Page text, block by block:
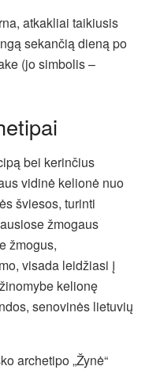
atkakliai taikiusis
sekančią dieną po
(jo simbolis –
bei kerinčius
vidinė kelionė nuo
šviesos, turinti
žmogaus
žmogus,
visada leidžiasi į
kelionę
senovinės lietuvių
archetipo „Žynė“